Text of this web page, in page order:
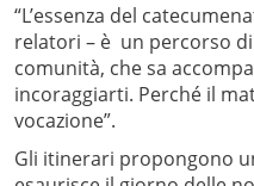
“L’essenza del
relatori – è un percorso
comunità, che sa
incoraggiarti. Perché il
vocazione”.
Gli itinerari propongono